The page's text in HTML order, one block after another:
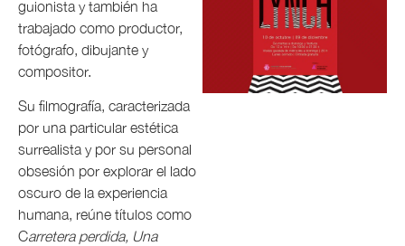
guionista y también ha
trabajado como productor,
fotógrafo, dibujante y
compositor.
Su filmografía, caracterizada
por una particular estética
surrealista y por su personal
obsesión por explorar el lado
oscuro de la experiencia
humana, reúne títulos como
Carretera perdida, Una